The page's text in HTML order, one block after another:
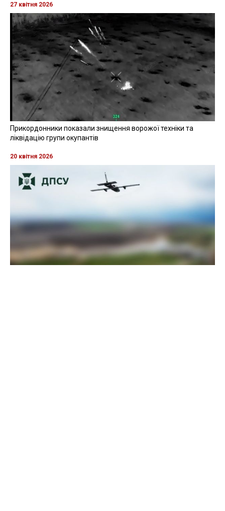
27 квітня 2026
Прикордонники показали знищення ворожої техніки та
ліквідацію групи окупантів
20 квітня 2026